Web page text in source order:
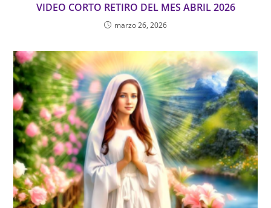
VIDEO CORTO RETIRO DEL MES ABRIL 2026
marzo 26, 2026